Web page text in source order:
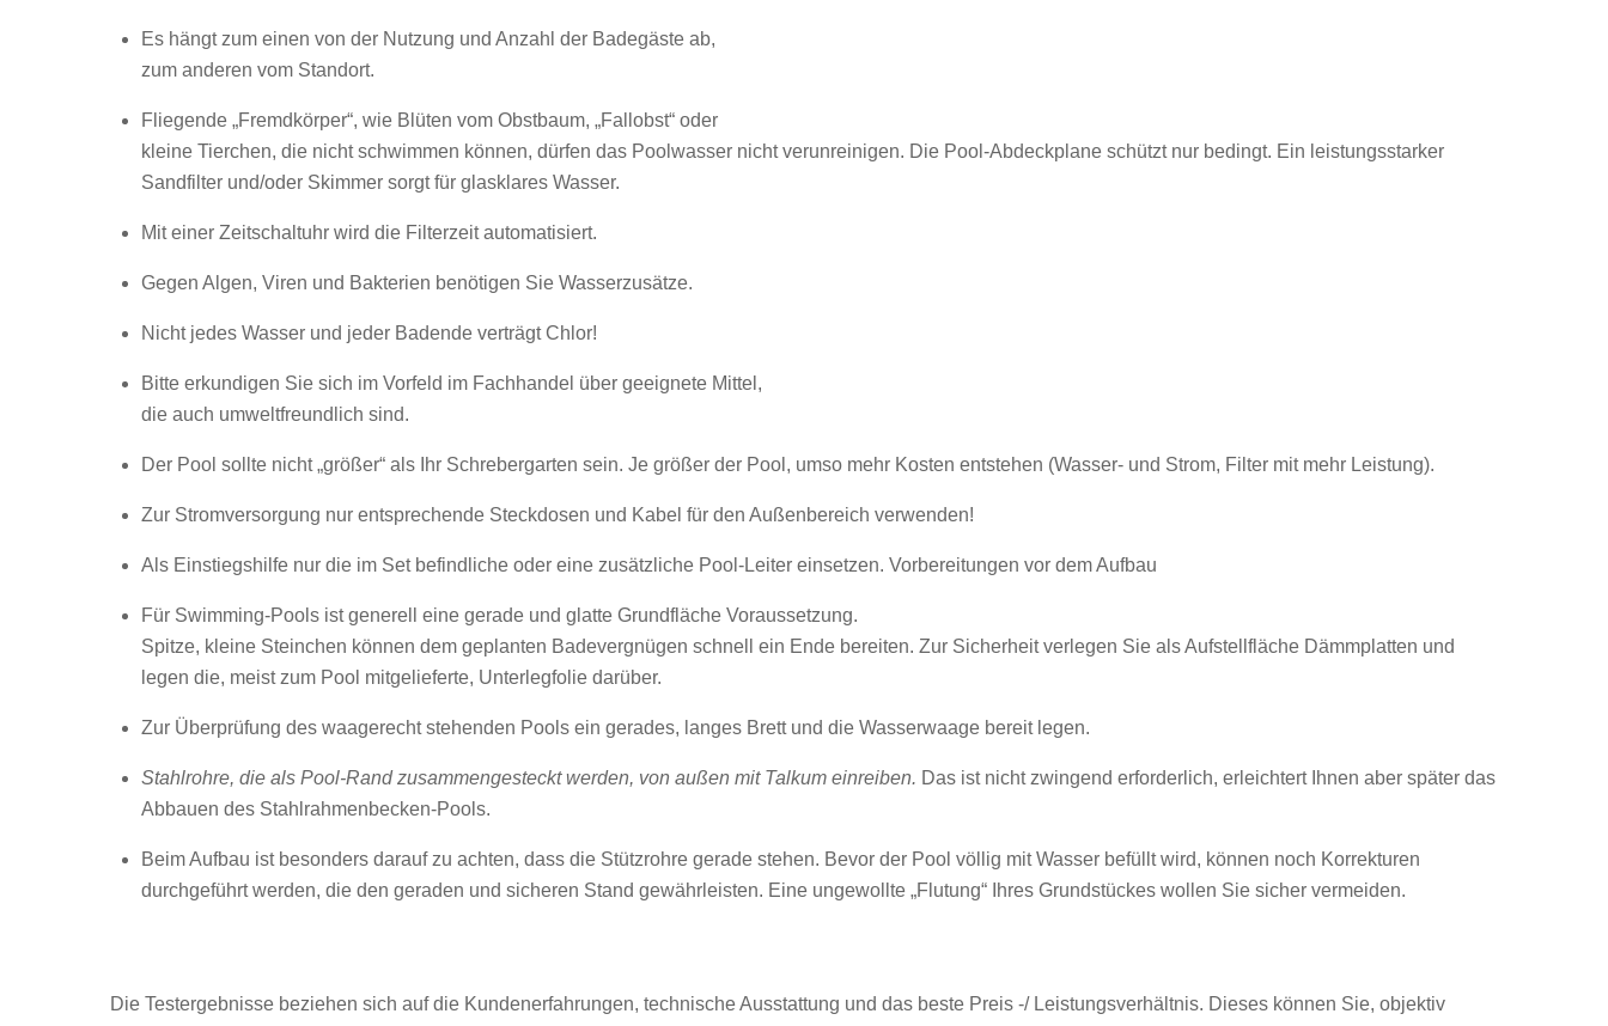
Es hängt zum einen von der Nutzung und Anzahl der Badegäste ab,
zum anderen vom Standort.
Fliegende „Fremdkörper“, wie Blüten vom Obstbaum, „Fallobst“ oder
kleine Tierchen, die nicht schwimmen können, dürfen das Poolwasser nicht verunreinigen. Die Pool-Abdeckplane schützt nur bedingt. Ein leistungsstarker
Sandfilter und/oder Skimmer sorgt für glasklares Wasser.
Mit einer Zeitschaltuhr wird die Filterzeit automatisiert.
Gegen Algen, Viren und Bakterien benötigen Sie Wasserzusätze.
Nicht jedes Wasser und jeder Badende verträgt Chlor!
Bitte erkundigen Sie sich im Vorfeld im Fachhandel über geeignete Mittel,
die auch umweltfreundlich sind.
Der Pool sollte nicht „größer“ als Ihr Schrebergarten sein. Je größer der Pool, umso mehr Kosten entstehen (Wasser- und Strom, Filter mit mehr Leistung).
Zur Stromversorgung nur entsprechende Steckdosen und Kabel für den Außenbereich verwenden!
Als Einstiegshilfe nur die im Set befindliche oder eine zusätzliche Pool-Leiter einsetzen. Vorbereitungen vor dem Aufbau
Für Swimming-Pools ist generell eine gerade und glatte Grundfläche Voraussetzung.
Spitze, kleine Steinchen können dem geplanten Badevergnügen schnell ein Ende bereiten. Zur Sicherheit verlegen Sie als Aufstellfläche Dämmplatten und
legen die, meist zum Pool mitgelieferte, Unterlegfolie darüber.
Zur Überprüfung des waagerecht stehenden Pools ein gerades, langes Brett und die Wasserwaage bereit legen.
Stahlrohre, die als Pool-Rand zusammengesteckt werden, von außen mit Talkum einreiben. Das ist nicht zwingend erforderlich, erleichtert Ihnen aber später das
Abbauen des Stahlrahmenbecken-Pools.
Beim Aufbau ist besonders darauf zu achten, dass die Stützrohre gerade stehen. Bevor der Pool völlig mit Wasser befüllt wird, können noch Korrekturen
durchgeführt werden, die den geraden und sicheren Stand gewährleisten. Eine ungewollte „Flutung“ Ihres Grundstückes wollen Sie sicher vermeiden.
Die Testergebnisse beziehen sich auf die Kundenerfahrungen, technische Ausstattung und das beste Preis -/ Leistungsverhältnis. Dieses können Sie, objektiv